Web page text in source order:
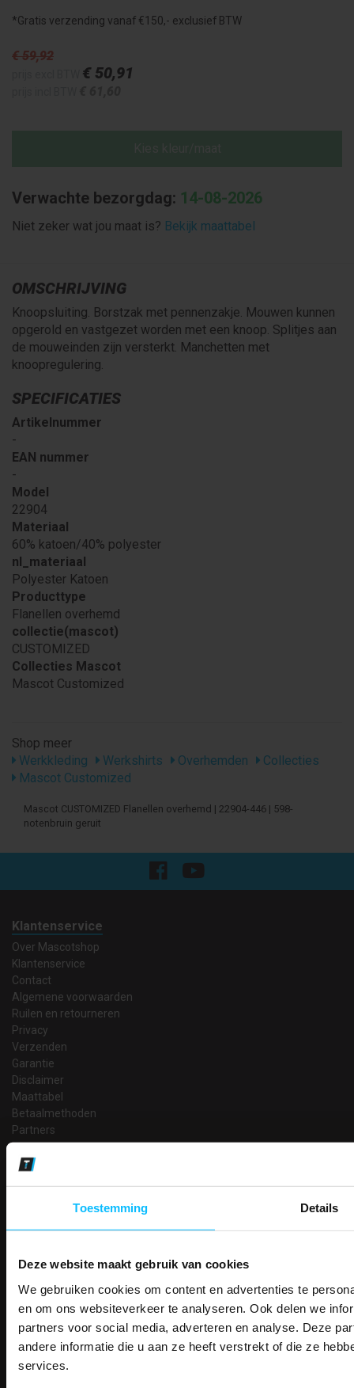
Toestemming Details
Deze website maakt gebruik van cookies
We gebruiken cookies om content en advertenties te
en om ons websiteverkeer te analyseren. Ook delen we
partners voor social media, adverteren en analyse. Deze
andere informatie die u aan ze heeft verstrekt of die ze
services.
*Gratis verzending vanaf €150,- exclusief BTW
€ 59,92
€ 50,91
Verwachte bezorgdag: 14-08-2026
Niet zeker wat jou maat is? Bekijk maattabel
OMSCHRIJVING
Knoopsluiting. Borstzak met pennenzakje. Mouwen kunnen
opgerold en vastgezet worden met een knoop. Splitjes aan
de mouweinden zijn versterkt. Manchetten met
knoopregulering.
SPECIFICATIES
Artikelnummer
-
EAN nummer
-
Model
22904
Materiaal
60% katoen/40% polyester
nl_materiaal
Polyester Katoen
Producttype
Flanellen overhemd
collectie(mascot)
CUSTOMIZED
Collecties Mascot
Mascot Customized
Shop meer
Werkkleding
Werkshirts Overhemden
Collecties
Mascot Customized
Mascot CUSTOMIZED Flanellen overhemd | 22904-446 | 598-
notenbruin geruit
Klantenservice
Over Mascotshop
Klantenservice
Contact
Algemene voorwaarden
Ruilen en retourneren
Privacy
Verzenden
Garantie
Disclaimer
Maattabel
Betaalmethoden
Partners
Makkelijk shoppen
14 Dagen tijd om te herroepen
Betaalwijze
Email
Inschrijven
ONTVANG
KORTING OP
PAK